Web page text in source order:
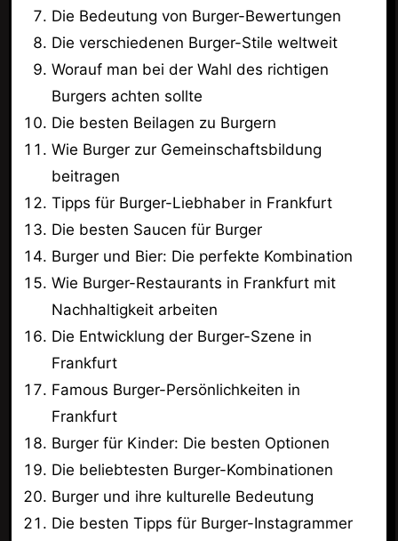
Die Bedeutung von Burger-Bewertungen
Die verschiedenen Burger-Stile weltweit
Worauf man bei der Wahl des richtigen
Burgers achten sollte
Die besten Beilagen zu Burgern
Wie Burger zur Gemeinschaftsbildung
beitragen
Tipps für Burger-Liebhaber in Frankfurt
Die besten Saucen für Burger
Burger und Bier: Die perfekte Kombination
Wie Burger-Restaurants in Frankfurt mit
Nachhaltigkeit arbeiten
Die Entwicklung der Burger-Szene in
Frankfurt
Famous Burger-Persönlichkeiten in
Frankfurt
Burger für Kinder: Die besten Optionen
Die beliebtesten Burger-Kombinationen
Burger und ihre kulturelle Bedeutung
Die besten Tipps für Burger-Instagrammer